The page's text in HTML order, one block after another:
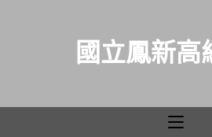
國立鳳新高